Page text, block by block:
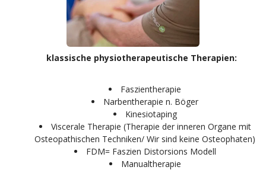
klassische physiotherapeutische Therapien:
Faszientherapie
Narbentherapie n. Böger
Kinesiotaping
Viscerale Therapie (Therapie der inneren Organe mit
Osteopathischen Techniken/ Wir sind keine Osteophaten)
FDM= Faszien Distorsions Modell
Manualtherapie